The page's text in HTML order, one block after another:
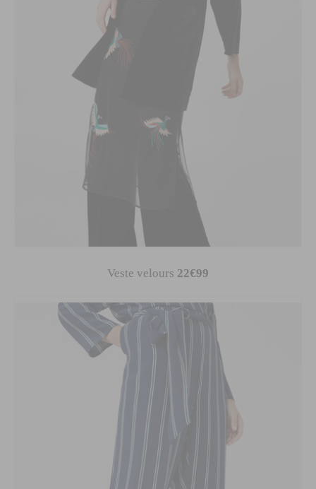
Veste velours 22€99